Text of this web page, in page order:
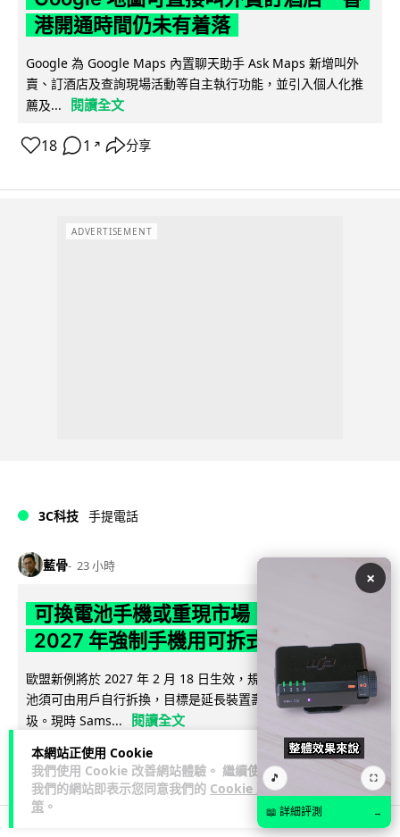
本網站正使用 Cookie
我們使用 Cookie 改善網站體驗。 繼續使用
我們的網站即表示您同意我們的 Cookie 政
策 。
港開通時間仍未有着落
Google 為 Google Maps 內置聊天助手 Ask Maps 新增叫外
賣、訂酒店及查詢現場活動等自主執行功能，並引入個人化推
薦及...
閱讀全文
18 1 ↗ 分享
ADVERTISEMENT
3C科技 手提電話
藍骨 23 小時
可換電池手機或重現市場 歐盟新例
2027 年強制手機用可拆式電池
歐盟新例將於 2027 年 2 月 18 日生效，規定手機及平板電腦電
池須可由用戶自行拆換，目標是延長裝置壽命及減少電子垃
圾。現時 Sams...
閱讀全文
274 79 ↗ 分享
×
🎵 ⛶
📖 詳細評測 →